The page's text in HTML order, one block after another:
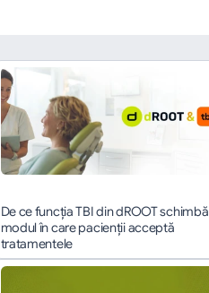
De ce funcția TBI din dROOT schimbă
modul în care pacienții acceptă
tratamentele